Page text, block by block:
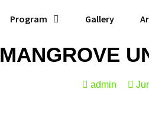
Program Gallery
MANGROVE
admin